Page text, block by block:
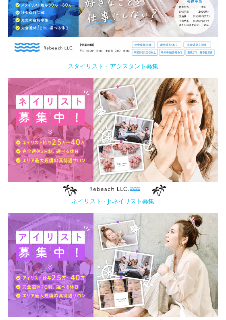
スタイリスト・アシスタント募集
ネイリスト・Jrネイリスト募集